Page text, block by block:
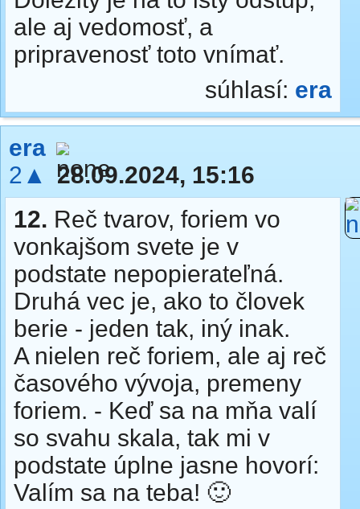
ale aj vedomosť, a
pripravenosť toto vnímať.
súhlasí: era
era
2▲
28.09.2024, 15:16
12. Reč tvarov, foriem vo
vonkajšom svete je v
podstate nepopierateľná.
Druhá vec je, ako to človek
berie - jeden tak, iný inak.
A nielen reč foriem, ale aj reč
časového vývoja, premeny
foriem. - Keď sa na mňa valí
so svahu skala, tak mi v
podstate úplne jasne hovorí:
Valím sa na teba! 🙂